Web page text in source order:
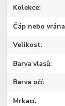
Kolekce
Čáp nebo vrána
Velikost
Barva vlasů
Barva očí
Mrkací